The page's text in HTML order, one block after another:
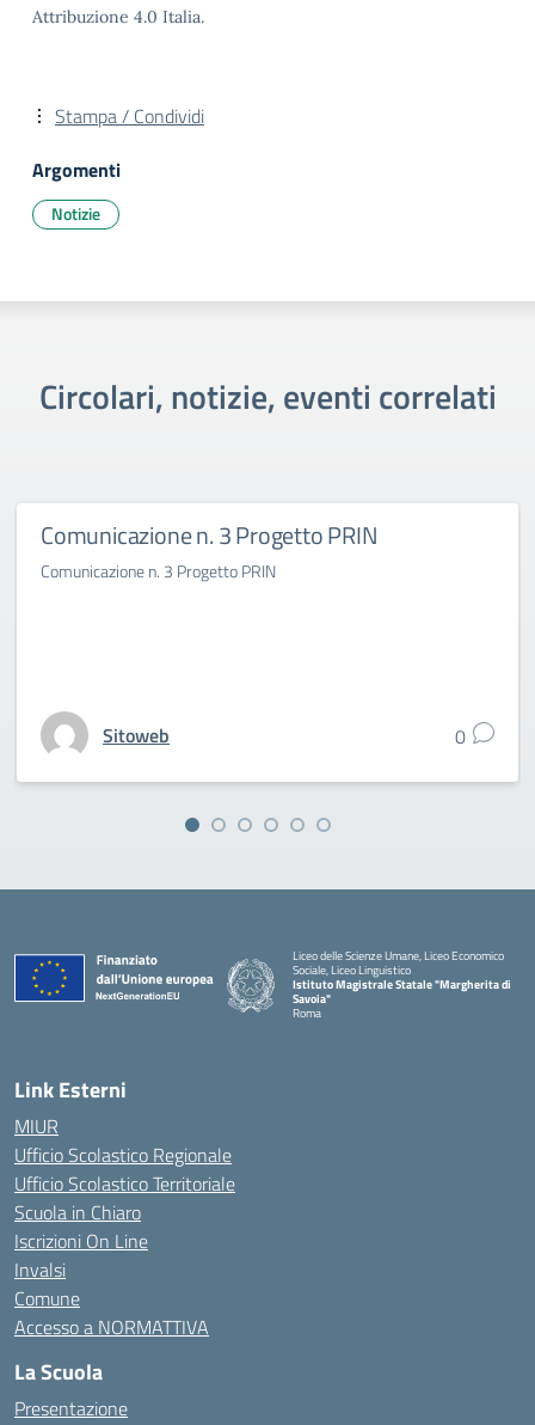
Attribuzione 4.0 Italia.
Stampa / Condividi
Argomenti
Notizie
Circolari, notizie, eventi correlati
Comunicazione n. 3 Progetto PRIN
Comunicazione n. 3 Progetto PRIN
Sitoweb 0
Liceo delle Scienze Umane, Liceo Economico
Sociale, Liceo Linguistico
Istituto Magistrale Statale "Margherita di
Savoia"
Roma
Link Esterni
MIUR
Ufficio Scolastico Regionale
Ufficio Scolastico Territoriale
Scuola in Chiaro
Iscrizioni On Line
Invalsi
Comune
Accesso a NORMATTIVA
La Scuola
Presentazione